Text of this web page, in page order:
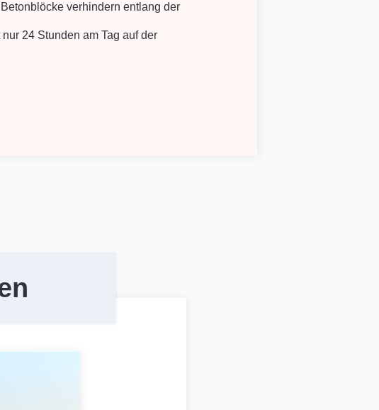
verhindern entlang der
24 Stunden am Tag auf der